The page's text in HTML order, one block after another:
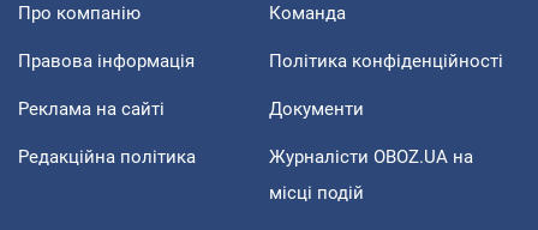
Про компанію Команда
Правова інформація Політика конфіденційності
Реклама на сайті Документи
Редакційна політика
Журналісти OBOZ.UA на
місці подій